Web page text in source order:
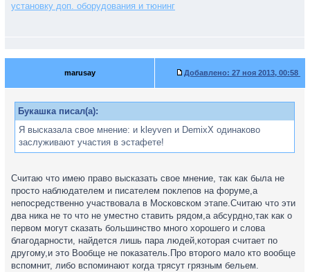
установку доп. оборудования и тюнинг
marusay Добавлено: 27 ноя 2013, 00:58
Букашка писал(а):
Я высказала свое мнение: и kleyven и DemixX одинаково
заслуживают участия в эстафете!
Считаю что имею право высказать свое мнение, так как была не
просто наблюдателем и писателем поклепов на форуме,а
непосредственно участвовала в Московском этапе.Считаю что эти
два ника не то что не уместно ставить рядом,а абсурдно,так как о
первом могут сказать большинство много хорошего и слова
благодарности, найдется лишь пара людей,которая считает по
другому,и это Вообще не показатель.Про второго мало кто вообще
вспомнит, либо вспоминают когда трясут грязным бельем.